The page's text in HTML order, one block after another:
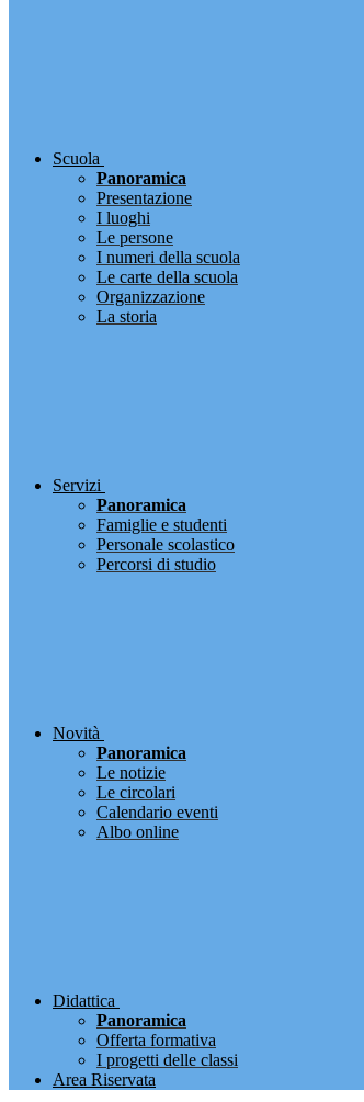
Scuola
Panoramica
Presentazione
I luoghi
Le persone
I numeri della scuola
Le carte della scuola
Organizzazione
La storia
Servizi
Panoramica
Famiglie e studenti
Personale scolastico
Percorsi di studio
Novità
Panoramica
Le notizie
Le circolari
Calendario eventi
Albo online
Didattica
Panoramica
Offerta formativa
I progetti delle classi
Area Riservata